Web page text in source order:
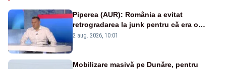
Piperea (AUR): România a evitat
retrogradarea la junk pentru că era o
catastrofă pentru bănci și fondurile de
2 aug. 2026, 10:01
Mobilizare masivă pe Dunăre, pentru